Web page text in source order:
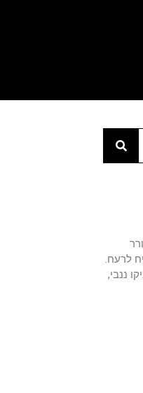
לרעח.
ננבי,